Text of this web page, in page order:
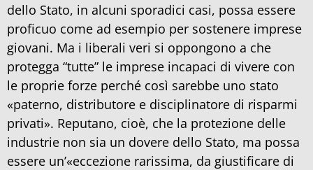
dello Stato, in alcuni sporadici casi, possa essere
proficuo come ad esempio per sostenere imprese
giovani. Ma i liberali veri si oppongono a che
protegga “tutte” le imprese incapaci di vivere con
le proprie forze perché così sarebbe uno stato
«paterno, distributore e disciplinatore di risparmi
privati». Reputano, cioè, che la protezione delle
industrie non sia un dovere dello Stato, ma possa
essere un’«eccezione rarissima, da giustificare di